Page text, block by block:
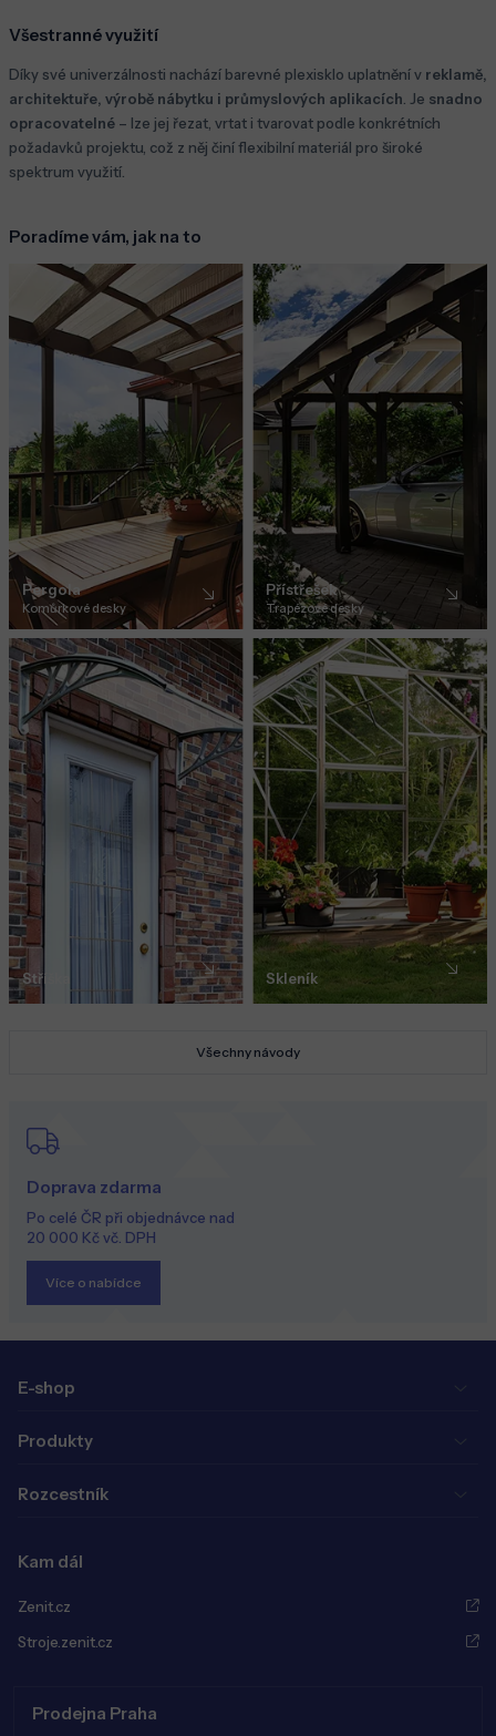
Doprava zdarma
Po celé ČR při objednávce nad
20 000 Kč vč. DPH
Více o nabídce
Všestranné využití
Díky své univerzálnosti nachází barevné plexisklo uplatnění v reklamě,
architektuře, výrobě nábytku i průmyslových aplikacích . Je snadno
opracovatelné – lze jej řezat, vrtat i tvarovat podle konkrétních
požadavků projektu, což z něj činí flexibilní materiál pro široké
spektrum využití.
Poradíme vám, jak na to
Pergola
Komůrkové desky
Přístřešek
Trapézové desky
Stříška Skleník
Všechny návody
E-shop
Produkty
Rozcestník
Kam dál
Zenit.cz
Stroje.zenit.cz
Prodejna Praha